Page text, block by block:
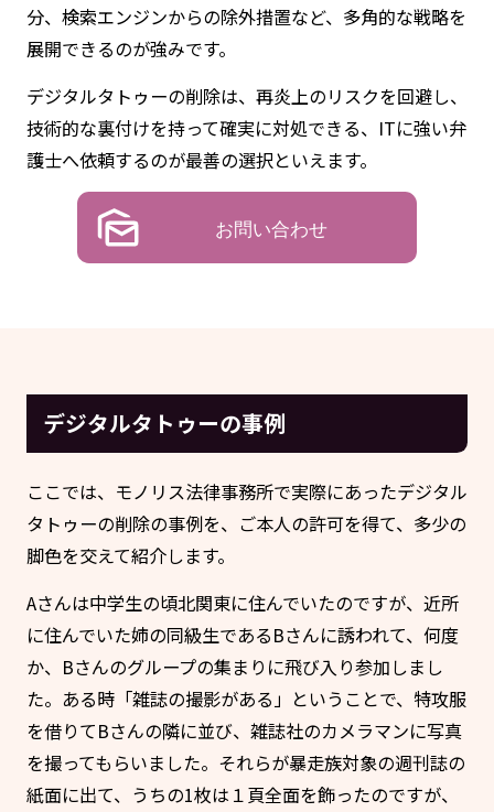
分、検索エンジンからの除外措置など、多角的な戦略を
展開できるのが強みです。
デジタルタトゥーの削除は、再炎上のリスクを回避し、
技術的な裏付けを持って確実に対処できる、ITに強い弁
護士へ依頼するのが最善の選択といえます。
お問い合わせ
デジタルタトゥーの事例
ここでは、モノリス法律事務所で実際にあったデジタル
タトゥーの削除の事例を、ご本人の許可を得て、多少の
脚色を交えて紹介します。
Aさんは中学生の頃北関東に住んでいたのですが、近所
に住んでいた姉の同級生であるBさんに誘われて、何度
か、Bさんのグループの集まりに飛び入り参加しまし
た。ある時「雑誌の撮影がある」ということで、特攻服
を借りてBさんの隣に並び、雑誌社のカメラマンに写真
を撮ってもらいました。それらが暴走族対象の週刊誌の
紙面に出て、うちの1枚は１頁全面を飾ったのですが、